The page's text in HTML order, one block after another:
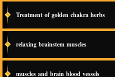
Treatment of golden chakra herbs
relaxing brainstem muscles
muscles and brain blood vessels